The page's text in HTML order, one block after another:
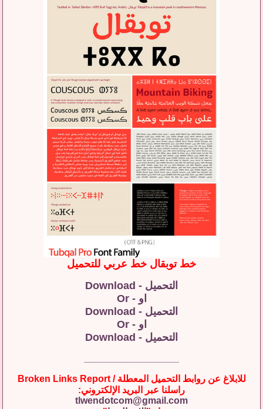
خط توبقال خط عربي للتحميل
التحميل - Download
او - Or
التحميل - Download
او - Or
التحميل - Download
للابلاغ عن روابط التحميل المعطلة / Broken Links Report
راسلنا عبر البريد الإلكتروني:
tlwendotcom@gmail.com